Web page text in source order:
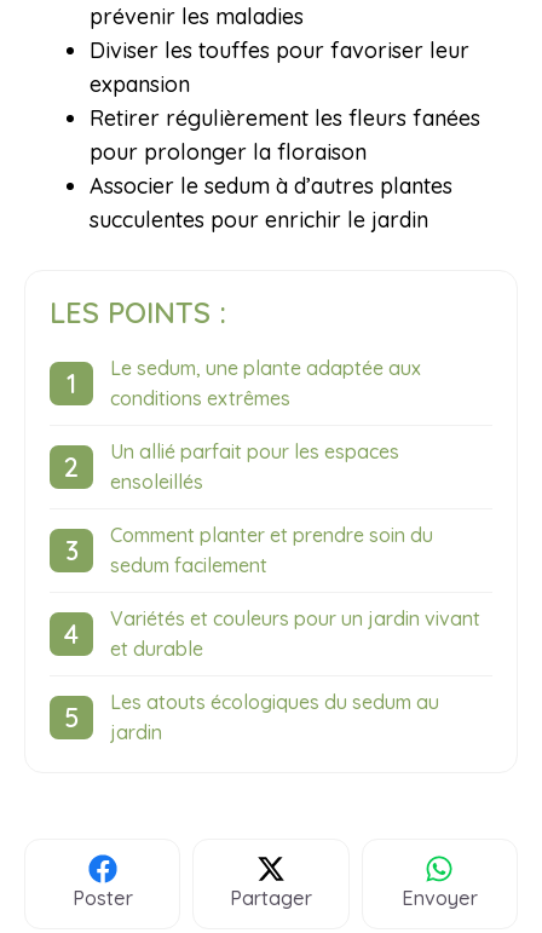
prévenir les maladies
Diviser les touffes pour favoriser leur
expansion
Retirer régulièrement les fleurs fanées
pour prolonger la floraison
Associer le sedum à d’autres plantes
succulentes pour enrichir le jardin
LES POINTS :
Le sedum, une plante adaptée aux
conditions extrêmes
Un allié parfait pour les espaces
ensoleillés
Comment planter et prendre soin du
sedum facilement
Variétés et couleurs pour un jardin vivant
et durable
Les atouts écologiques du sedum au
jardin
Poster Partager Envoyer